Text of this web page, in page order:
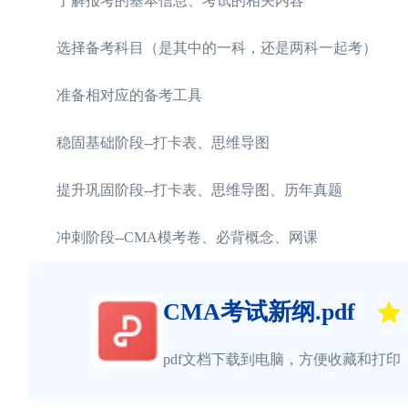
选择备考科目（是其中的一科，还是两科一起考）
准备相对应的备考工具
稳固基础阶段--打卡表、思维导图
提升巩固阶段--打卡表、思维导图、历年真题
冲刺阶段--CMA模考卷、必背概念、网课
CMA考试新纲.pdf
pdf文档下载到电脑，方便收藏和打印